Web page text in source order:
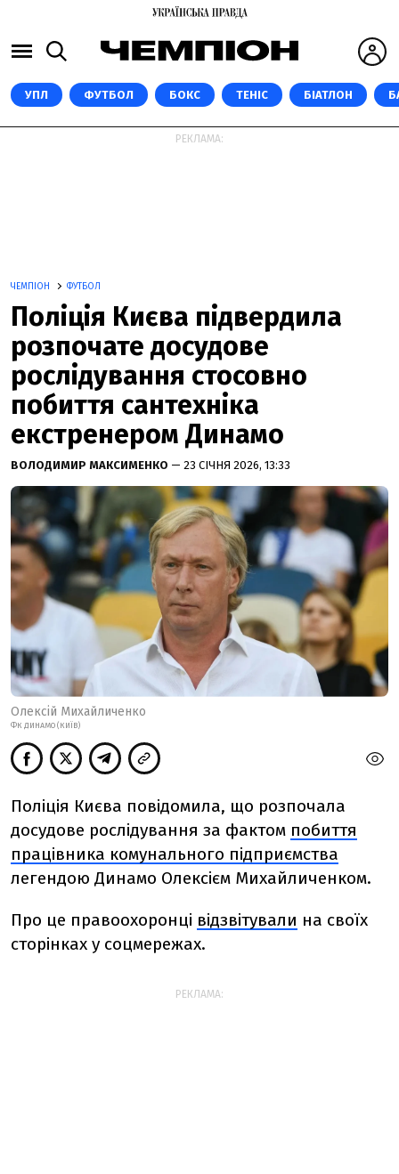
УПЛ ФУТБОЛ БОКС ТЕНІС БІАТЛОН
РЕКЛАМА:
ЧЕМПІОН ФУТБОЛ
Поліція Києва підвердила
розпочате досудове
рослідування стосовно
побиття сантехніка
екстренером Динамо
ВОЛОДИМИР МАКСИМЕНКО — 23 СІЧНЯ 2026, 13:33
Олексій Михайличенко
ФК ДИНАМО (КИЇВ)
Поліція Києва повідомила, що розпочала
досудове рослідування за фактом побиття
працівника комунального підприємства
легендою Динамо Олексієм Михайличенком.
Про це правоохоронці відзвітували на своїх
сторінках у соцмережах.
РЕКЛАМА: